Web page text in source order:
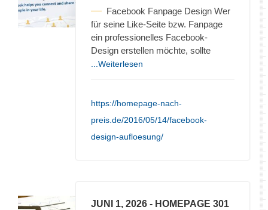
Facebook Fanpage Design Wer
für seine Like-Seite bzw. Fanpage
ein professionelles Facebook-
Design erstellen möchte, sollte
...Weiterlesen
https://homepage-nach-
preis.de/2016/05/14/facebook-
design-aufloesung/
JUNI 1, 2026 - HOMEPAGE 301